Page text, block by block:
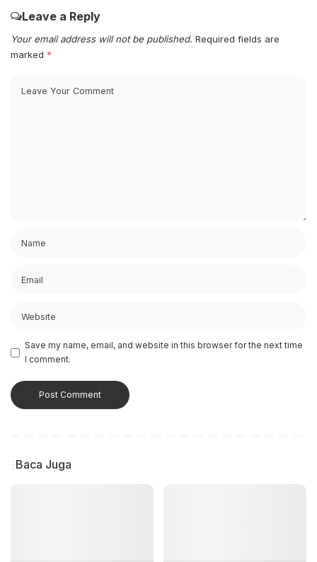
Leave a Reply
Your email address will not be published. Required fields are
marked *
Save my name, email, and website in this browser for the next time
I comment.
Baca Juga